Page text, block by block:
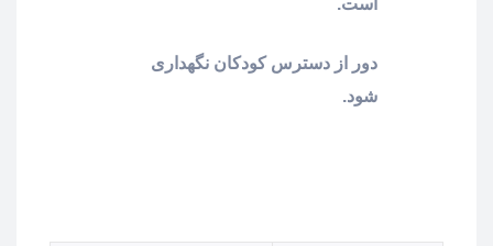
است.
دور از دسترس کودکان نگهداری
شود.